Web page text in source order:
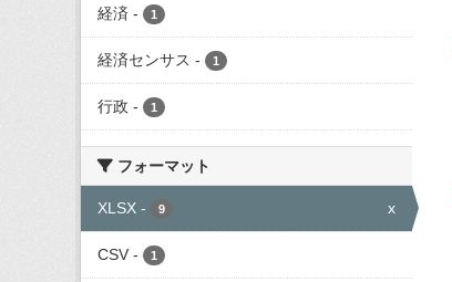
経済 - 1
経済センサス - 1
行政 - 1
フォーマット
XLSX - 9 x
CSV - 1